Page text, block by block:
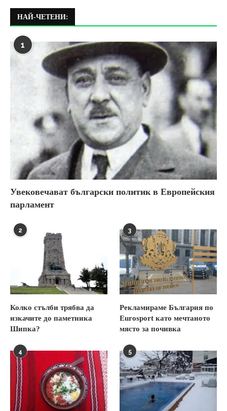
НАЙ-ЧЕТЕНИ:
1
Увековечават български политик в Европейския
парламент
2
Колко стълби трябва да
изкачите до паметника
Шипка?
3
Рекламираме България по
Eurosport като мечтаното
място за почивка
4 5